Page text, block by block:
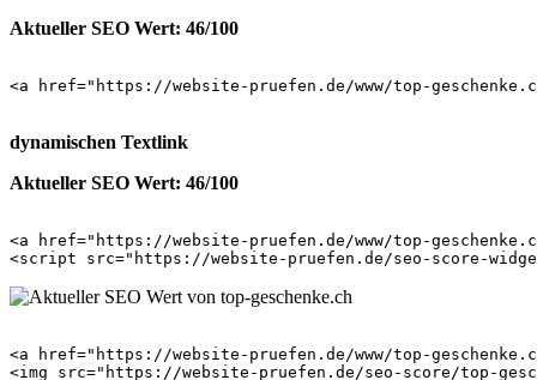
Aktueller SEO Wert: 46/100
<a href="https://website-pruefen.de/www/top-
dynamischen Textlink
Aktueller SEO Wert: 46/100
<a href="https://website-pruefen.de/www/top-
<a href="https://website-pruefen.de/www/top-
<img src="https://website-pruefen.de/seo-score/top-